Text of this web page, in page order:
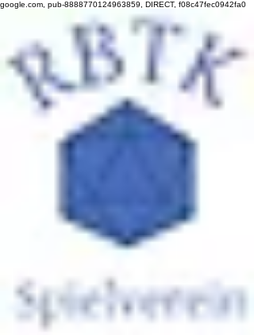
google.com, pub-8888770124963859, DIRECT, f08c47fec0942fa0